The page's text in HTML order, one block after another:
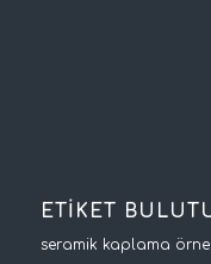
ETİKET
seramik kaplama